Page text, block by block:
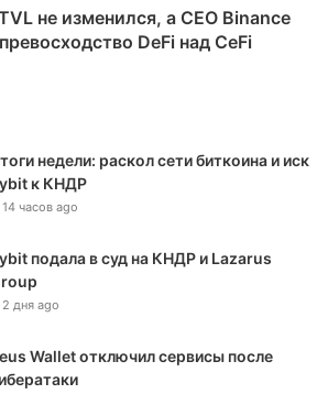
не изменился, а CEO Binance
DeFi над CeFi
недели: раскол сети биткоина и иск
к КНДР
14 часов ago
подала в суд на КНДР и Lazarus
2 дня ago
Wallet отключил сервисы после